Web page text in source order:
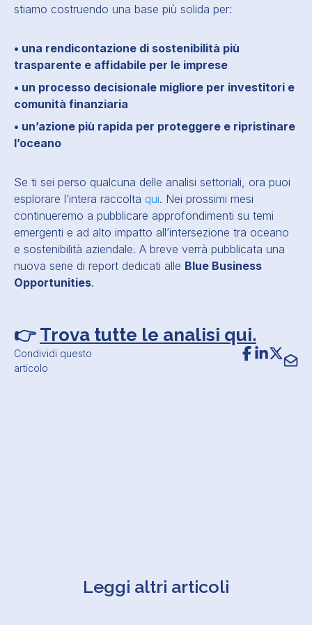
Condividi questo
articolo
stiamo costruendo una base più solida per:
• una rendicontazione di sostenibilità più
trasparente e affidabile per le imprese
• un processo decisionale migliore per investitori e
comunità finanziaria
• un’azione più rapida per proteggere e ripristinare
l’oceano
Se ti sei perso qualcuna delle analisi settoriali, ora puoi
esplorare l’intera raccolta qui. Nei prossimi mesi
continueremo a pubblicare approfondimenti su temi
emergenti e ad alto impatto all’intersezione tra oceano
e sostenibilità aziendale. A breve verrà pubblicata una
nuova serie di report dedicati alle Blue Business
Opportunities.
👉 Trova tutte le analisi qui.
Leggi altri articoli